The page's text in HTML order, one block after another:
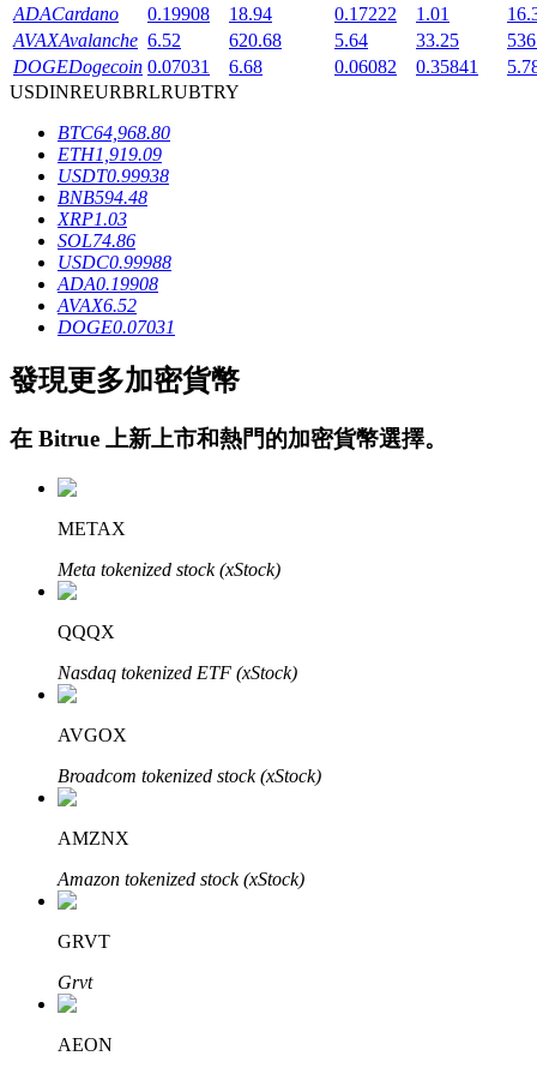
輕鬆獲得多重福利
借貸寶
借貸數字貨幣，及時且安全的服務
定投理财
享受活期理財及長期收益
學習理財
ADACardano 0.19908 18.94 0.17222 1.01
AVAXAvalanche 6.52 620.68 5.64 33.25
DOGEDogecoin 0.07031 6.68 0.06082 0.35841
USDINREURBRLRUBTRY
BTC64,968.80
ETH1,919.09
USDT0.99938
BNB594.48
XRP1.03
SOL74.86
USDC0.99988
ADA0.19908
AVAX6.52
DOGE0.07031
發現更多加密貨幣
在 Bitrue 上新上市和熱門的加密貨幣選擇。
METAX
Meta tokenized stock (xStock)
QQQX
Nasdaq tokenized ETF (xStock)
AVGOX
Broadcom tokenized stock (xStock)
AMZNX
Amazon tokenized stock (xStock)
GRVT
Grvt
AEON